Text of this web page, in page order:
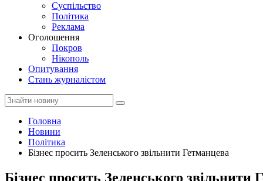
Суспільство
Політика
Реклама
Оголошення
Покров
Нікополь
Опитування
Стань журналістом
Головна
Новини
Політика
Бізнес просить Зеленського звільнити Гетманцева
Бізнес просить Зеленського звільнити